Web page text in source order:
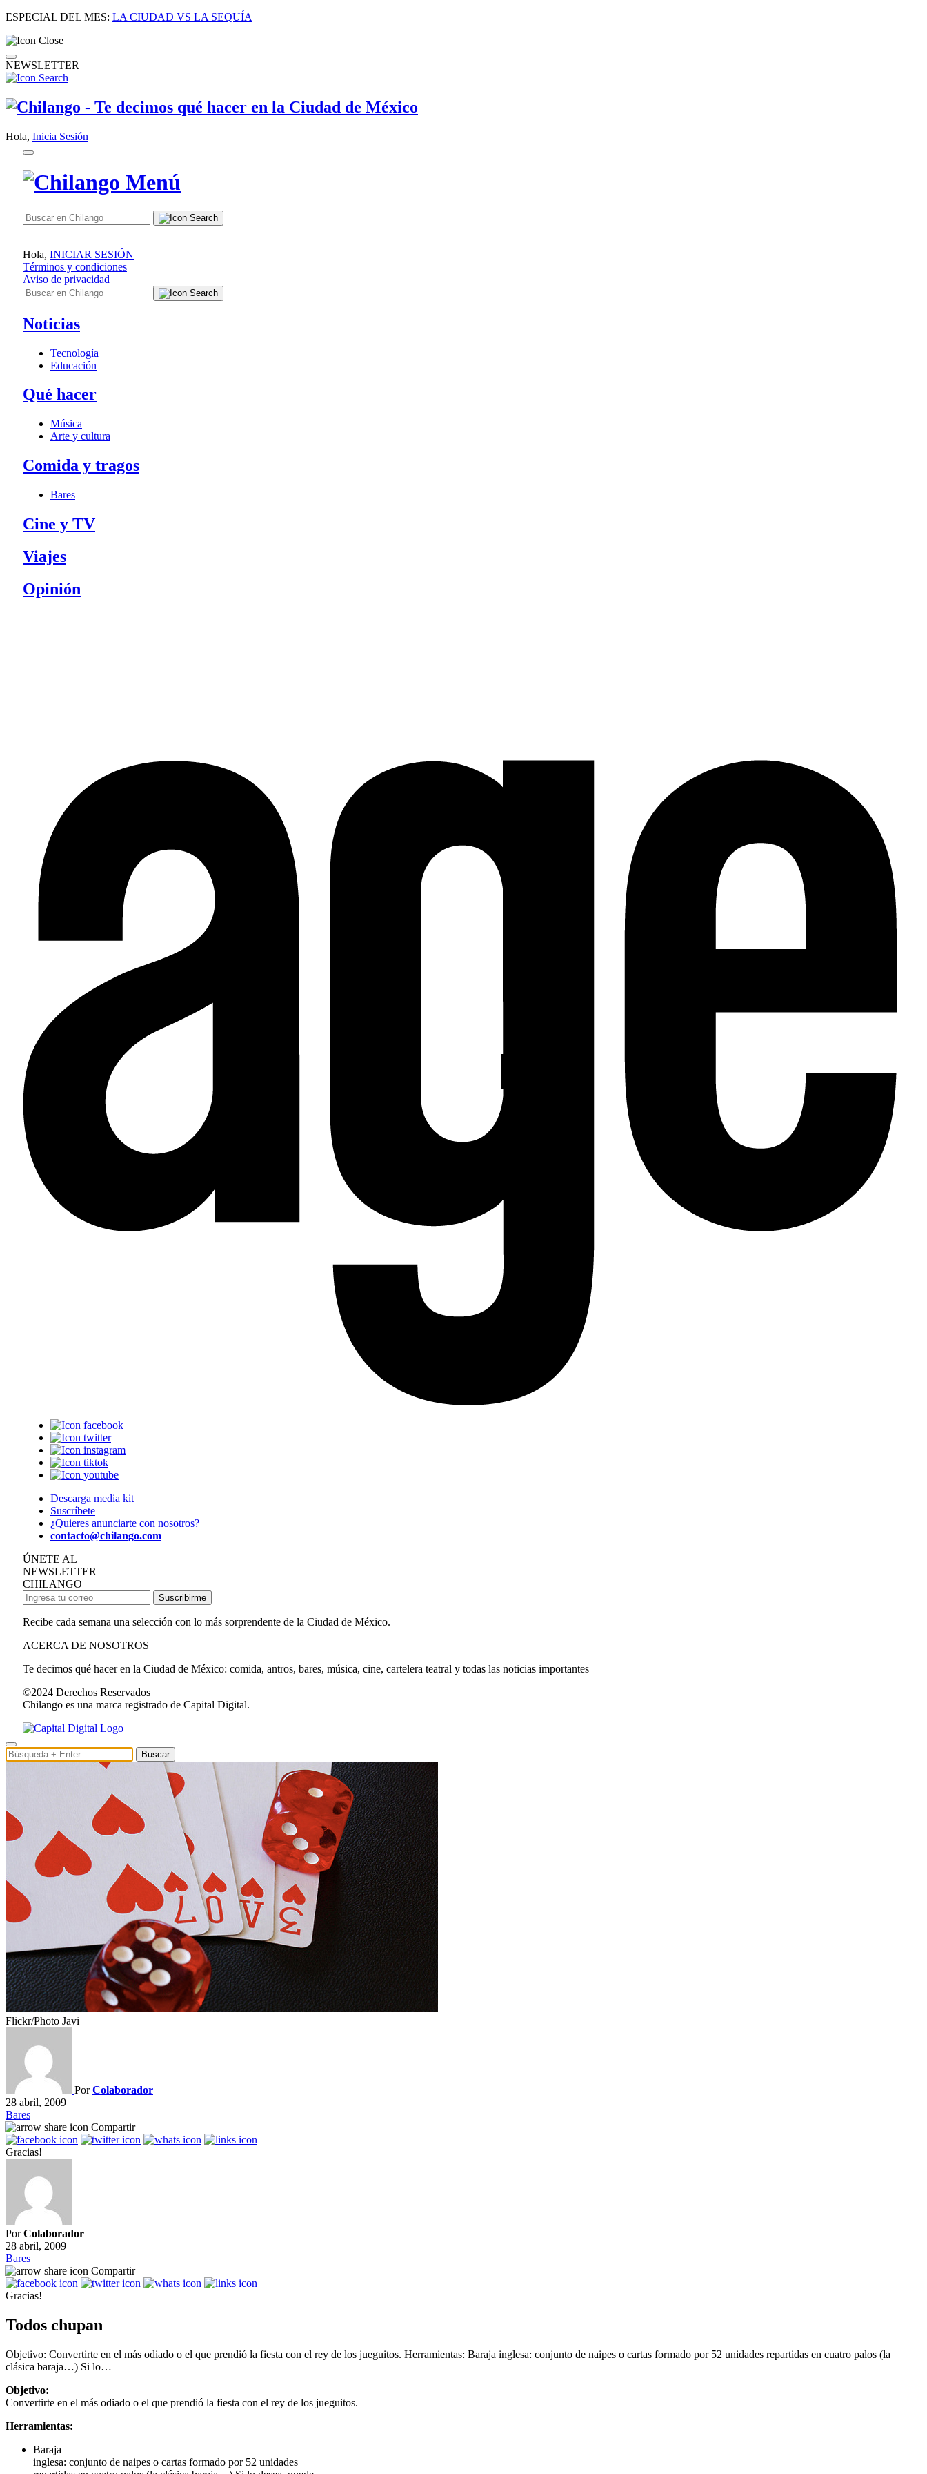
ESPECIAL DEL MES: LA CIUDAD VS LA SEQUÍA
NEWSLETTER
Hola, Inicia Sesión
Hola, INICIAR SESIÓN
Términos y condiciones
Aviso de privacidad
Noticias
Tecnología
Educación
Qué hacer
Música
Arte y cultura
Comida y tragos
Bares
Cine y TV
Viajes
Opinión
Descarga media kit
Suscríbete
¿Quieres anunciarte con nosotros?
contacto@chilango.com
ÚNETE AL
NEWSLETTER
CHILANGO
Suscribirme
Recibe cada semana una selección con lo más sorprendente de la Ciudad de México.
ACERCA DE NOSOTROS
Te decimos qué hacer en la Ciudad de México: comida, antros, bares, música, cine, cartelera teatral y todas las noticias importantes
©2024 Derechos Reservados
Chilango es una marca registrado de Capital Digital.
Buscar
Flickr/Photo Javi
PorColaborador
28 abril, 2009
Bares
Compartir
Gracias!
PorColaborador
28 abril, 2009
Bares
Compartir
Gracias!
Todos chupan
Objetivo: Convertirte en el más odiado o el que prendió la fiesta con el rey de los jueguitos. Herramientas: Baraja inglesa: conjunto de naipes o cartas formado por 52 unidades repartidas en cuatro palos (la
clásica baraja…) Si lo…
Objetivo:
Convertirte en el más odiado o el que prendió la fiesta con el rey de los jueguitos.
Herramientas:
Baraja
inglesa: conjunto de naipes o cartas formado por 52 unidades